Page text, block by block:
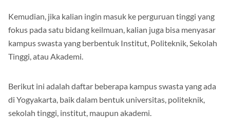
Kemudian, jika kalian ingin masuk ke perguruan tinggi yang
fokus pada satu bidang keilmuan, kalian juga bisa menyasar
kampus swasta yang berbentuk Institut, Politeknik, Sekolah
Tinggi, atau Akademi.
Berikut ini adalah daftar beberapa kampus swasta yang ada
di Yogyakarta, baik dalam bentuk universitas, politeknik,
sekolah tinggi, institut, maupun akademi.